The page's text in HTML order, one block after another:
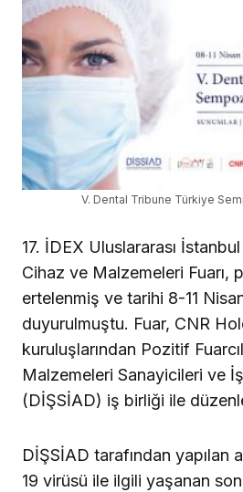
V. Dental Tribune Türkiye
17. İDEX Uluslararası İstanbul
Cihaz ve Malzemeleri Fuarı,
ertelenmiş ve tarihi 8-11
duyurulmuştu. Fuar, CNR
kuruluşlarından Pozitif
Malzemeleri Sanayicileri ve
(DİŞSİAD) iş birliği ile
DİŞSİAD tarafından yapılan
19 virüsü ile ilgili yaşanan